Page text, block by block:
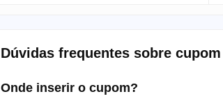
Dúvidas frequentes sobre
Onde inserir o cupom?